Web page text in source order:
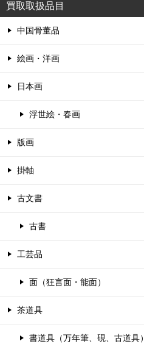
買取取扱品目
中国骨董品
絵画・洋画
日本画
浮世絵・春画
版画
掛軸
古文書
古書
工芸品
面（狂言面・能面）
茶道具
書道具（万年筆、硯、古道具）